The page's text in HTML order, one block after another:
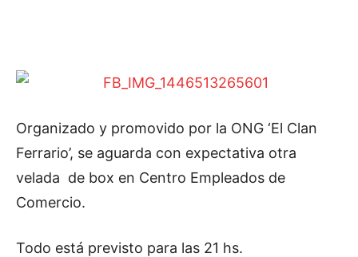
Organizado y promovido por la ONG ‘El Clan
Ferrario’, se aguarda con expectativa otra
velada de box en Centro Empleados de
Comercio.
Todo está previsto para las 21 hs.